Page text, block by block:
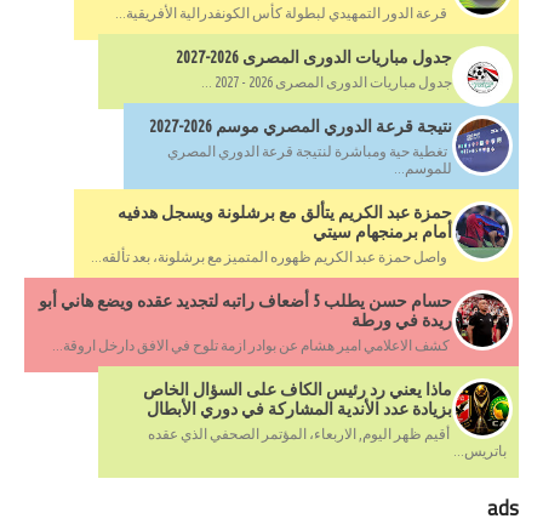
قرعة الدور التمهيدي لبطولة كأس الكونفدرالية الأفريقية...
جدول مباريات الدورى المصرى 2026-2027
جدول مباريات الدورى المصرى 2026 - 2027 ...
نتيجة قرعة الدوري المصري موسم 2026-2027
تغطية حية ومباشرة لنتيجة قرعة الدوري المصري
للموسم...
حمزة عبد الكريم يتألق مع برشلونة ويسجل هدفيه
أمام برمنجهام سيتي
واصل حمزة عبد الكريم ظهوره المتميز مع برشلونة، بعد تألقه...
حسام حسن يطلب 5 أضعاف راتبه لتجديد عقده ويضع هاني أبو
ريدة في ورطة
كشف الاعلامي امير هشام عن بوادر ازمة تلوح في الافق دارخل اروقة...
ماذا يعني رد رئيس الكاف على السؤال الخاص
بزيادة عدد الأندية المشاركة في دوري الأبطال
أقيم ظهر اليوم, الاربعاء، المؤتمر الصحفي الذي عقده
باتريس...
ads